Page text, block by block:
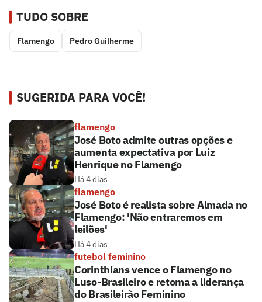
TUDO SOBRE
Flamengo Pedro Guilherme
SUGERIDA PARA VOCÊ!
flamengo
José Boto admite outras opções e
aumenta expectativa por Luiz
Henrique no Flamengo
Há 4 dias
flamengo
José Boto é realista sobre Almada no
Flamengo: 'Não entraremos em
leilões'
Há 4 dias
futebol feminino
Corinthians vence o Flamengo no
Luso-Brasileiro e retoma a liderança
do Brasileirão Feminino